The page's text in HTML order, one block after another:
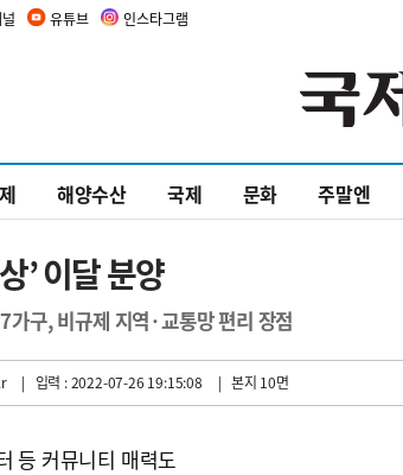
유튜브 인스타그램
해양수산 국제 문화 주말엔
’ 이달 분양
구, 비규제 지역·교통망 편리 장점
| 입력 : 2022-07-26 19:15:08 | 본지 10면
등 커뮤니티 매력도